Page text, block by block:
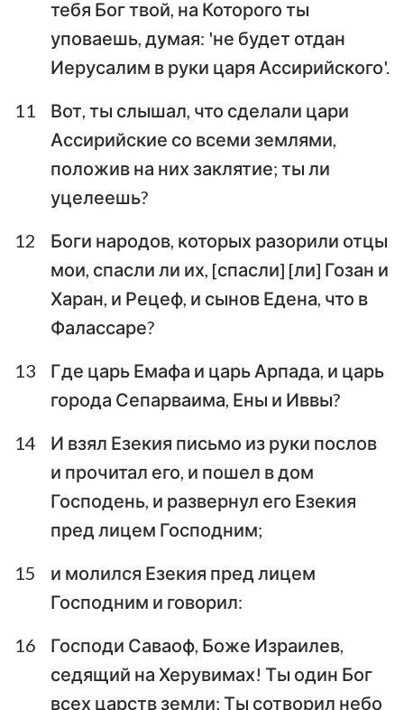
тебя Бог твой, на Которого ты
уповаешь, думая: 'не будет отдан
Иерусалим в руки царя Ассирийского'.
11
Вот, ты слышал, что сделали цари
Ассирийские со всеми землями,
положив на них заклятие; ты ли
уцелеешь?
12
Боги народов, которых разорили отцы
мои, спасли ли их, [спасли] [ли] Гозан и
Харан, и Рецеф, и сынов Едена, что в
Фалассаре?
13
Где царь Емафа и царь Арпада, и царь
города Сепарваима, Ены и Иввы?
14
И взял Езекия письмо из руки послов
и прочитал его, и пошел в дом
Господень, и развернул его Езекия
пред лицем Господним;
15
и молился Езекия пред лицем
Господним и говорил:
16
Господи Саваоф, Боже Израилев,
седящий на Херувимах! Ты один Бог
всех царств земли; Ты сотворил небо